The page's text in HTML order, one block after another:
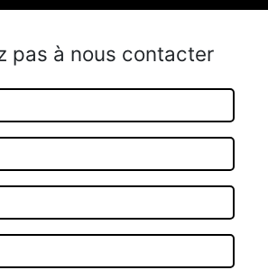
pas à nous contacter